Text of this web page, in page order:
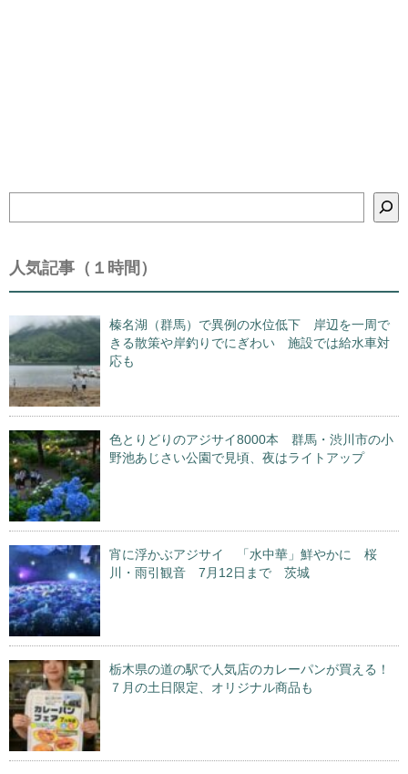
索
人気記事（１時間）
榛名湖（群馬）で異例の水位低下 岸辺を一周で
きる散策や岸釣りでにぎわい 施設では給水車対
応も
色とりどりのアジサイ8000本 群馬・渋川市の小
野池あじさい公園で見頃、夜はライトアップ
宵に浮かぶアジサイ 「水中華」鮮やかに 桜
川・雨引観音 7月12日まで 茨城
栃木県の道の駅で人気店のカレーパンが買える！
７月の土日限定、オリジナル商品も